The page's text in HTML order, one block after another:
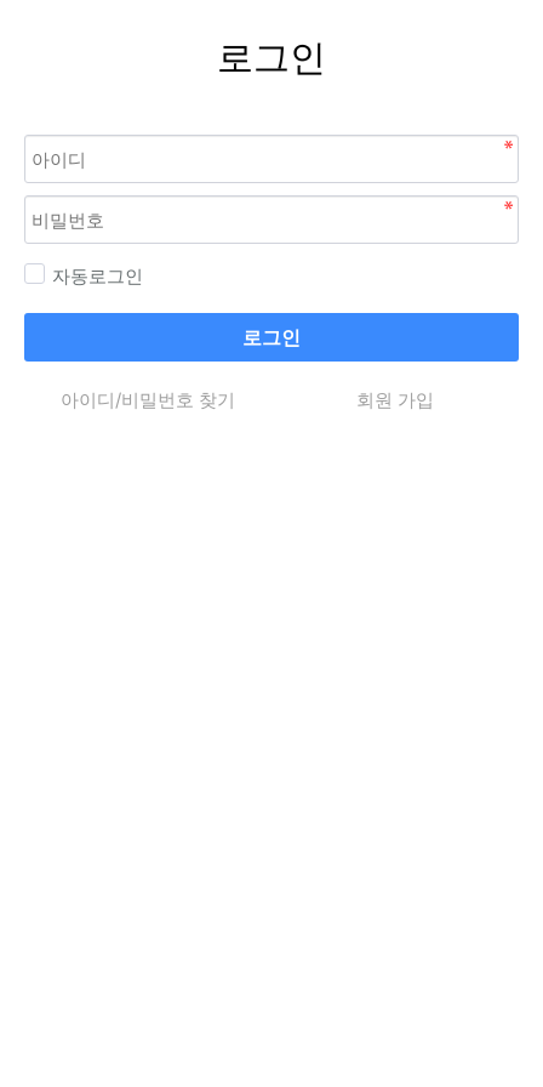
로그인
자동로그인
로그인
아이디/비밀번호 찾기 회원 가입